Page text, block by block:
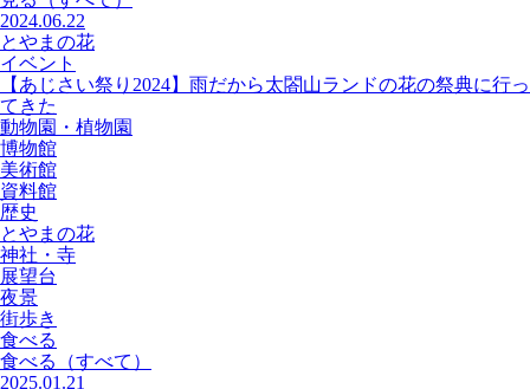
2024.06.22
とやまの花
イベント
【あじさい祭り2024】雨だから太閤山ランドの花の祭典に行っ
てきた
動物園・植物園
博物館
美術館
資料館
歴史
とやまの花
神社・寺
展望台
夜景
街歩き
食べる
食べる
（すべて）
2025.01.21